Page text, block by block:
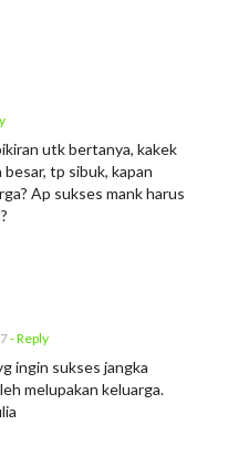
utk bertanya, kakek
tp sibuk, kapan
Ap sukses mank harus
- Reply
ingin sukses jangka
melupakan keluarga.